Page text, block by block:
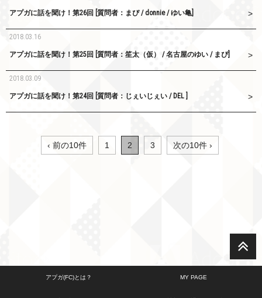
アプガに話を聞け！第26回 [質問者：まぴ / donnie / ゆい亀]
2018.03.16
アプガに話を聞け！第25回 [質問者：笙太（仮） / 名古屋のゆい / まぴ]
2018.03.09
アプガに話を聞け！第24回 [質問者：じぇいじぇい / DEL ]
‹ 前の10件 1 2 3 次の10件 ›
アプガ(FC)とは？ MY PAGE